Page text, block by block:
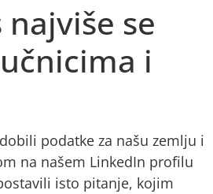
se
i
podatke za našu zemlju i
na našem LinkedIn profilu
isto pitanje, kojim